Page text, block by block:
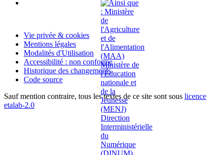
Vie privée & cookies
Mentions légales
Modalités d'Utilisation
Accessibilité : non conforme
Historique des changements
Code source
Sauf mention contraire, tous les textes de ce site sont sous licence
etalab-2.0